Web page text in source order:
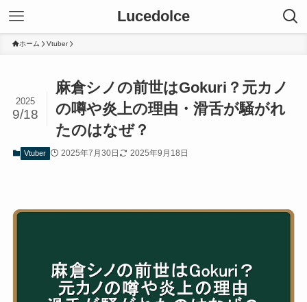
Lucedolce
ホーム Vtuber
麻倉シノの前世はGokuri？元カノ
の噂や炎上の理由・滑舌が騒がれ
たのはなぜ？
2025
9/18
Vtuber 2025年7月30日 2025年9月18日